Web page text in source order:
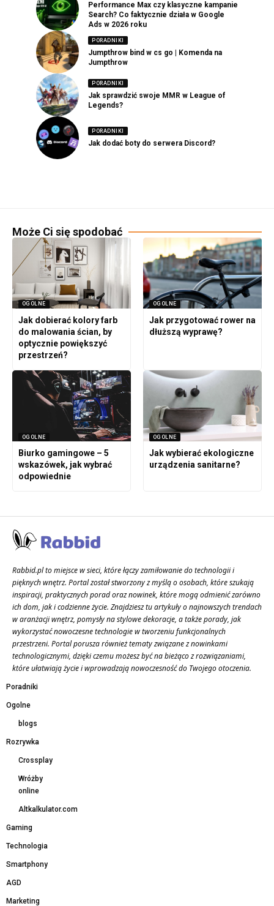
Performance Max czy klasyczne kampanie
Search? Co faktycznie działa w Google
Ads w 2026 roku
PORADNIKI
Jumpthrow bind w cs go | Komenda na
Jumpthrow
PORADNIKI
Jak sprawdzić swoje MMR w League of
Legends?
PORADNIKI
Jak dodać boty do serwera Discord?
Może Ci się spodobać
OGOLNE
Jak dobierać kolory farb
do malowania ścian, by
optycznie powiększyć
przestrzeń?
OGOLNE
Jak przygotować rower na
dłuższą wyprawę?
OGOLNE
Biurko gamingowe – 5
wskazówek, jak wybrać
odpowiednie
OGOLNE
Jak wybierać ekologiczne
urządzenia sanitarne?
Rabbid.pl to miejsce w sieci, które łączy zamiłowanie do technologii i
pięknych wnętrz. Portal został stworzony z myślą o osobach, które szukają
inspiracji, praktycznych porad oraz nowinek, które mogą odmienić zarówno
ich dom, jak i codzienne życie. Znajdziesz tu artykuły o najnowszych trendach
w aranżacji wnętrz, pomysły na stylowe dekoracje, a także porady, jak
wykorzystać nowoczesne technologie w tworzeniu funkcjonalnych
przestrzeni. Portal porusza również tematy związane z nowinkami
technologicznymi, dzięki czemu możesz być na bieżąco z rozwiązaniami,
które ułatwiają życie i wprowadzają nowoczesność do Twojego otoczenia.
Poradniki
Ogolne
blogs
Rozrywka
Crossplay
Wróżby
online
Altkalkulator.com
Gaming
Technologia
Smartphony
AGD
Marketing